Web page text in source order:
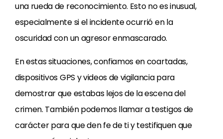
una rueda de reconocimiento. Esto no es inusual,
especialmente si el incidente ocurrió en la
oscuridad con un agresor enmascarado.
En estas situaciones, confiamos en coartadas,
dispositivos GPS y videos de vigilancia para
demostrar que estabas lejos de la escena del
crimen. También podemos llamar a testigos de
carácter para que den fe de ti y testifiquen que